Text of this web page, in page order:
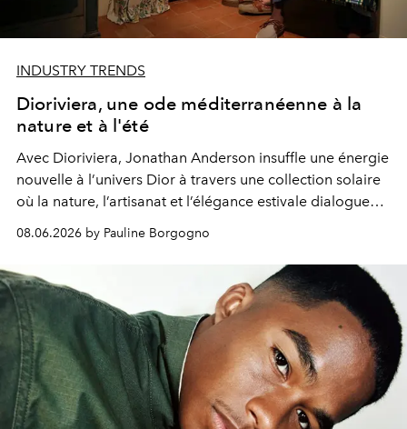
INDUSTRY TRENDS
Dioriviera, une ode méditerranéenne à la
nature et à l'été
Avec Dioriviera, Jonathan Anderson insuffle une énergie
nouvelle à l’univers Dior à travers une collection solaire
où la nature, l’artisanat et l’élégance estivale dialoguent
08.06.2026 by Pauline Borgogno